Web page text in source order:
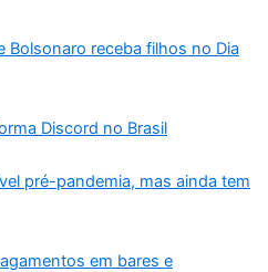
Bolsonaro receba filhos no Dia
Discord no Brasil
pré-pandemia, mas ainda tem
em bares e